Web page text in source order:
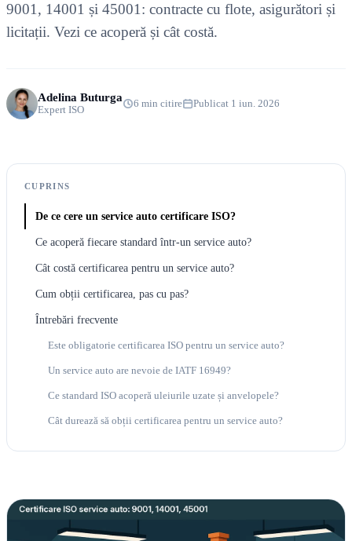
9001, 14001 și 45001: contracte cu flote, asigurători și
licitații. Vezi ce acoperă și cât costă.
Adelina Buturga
Expert ISO
6 min citire Publicat 1 iun. 2026
CUPRINS
De ce cere un service auto certificare ISO?
Ce acoperă fiecare standard într-un service auto?
Cât costă certificarea pentru un service auto?
Cum obții certificarea, pas cu pas?
Întrebări frecvente
Este obligatorie certificarea ISO pentru un service auto?
Un service auto are nevoie de IATF 16949?
Ce standard ISO acoperă uleiurile uzate și anvelopele?
Cât durează să obții certificarea pentru un service auto?